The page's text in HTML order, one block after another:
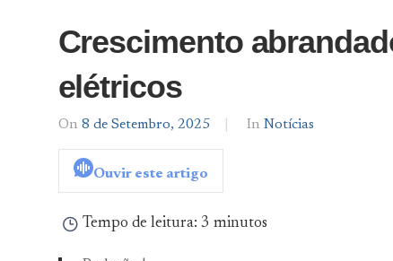
Crescimento
elétricos
On 8 de Setembro, 2025
By
In Notícias
Ouvir este artigo
Tempo de leitura: 3 minutos